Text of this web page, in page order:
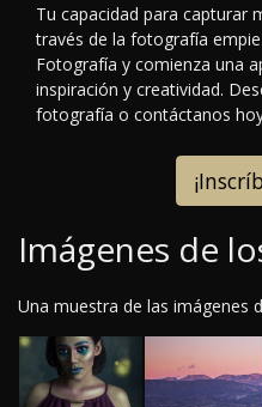
Tu capacidad para capturar
través de la fotografía
Fotografía y comienza una
inspiración y creatividad.
fotografía o contáctanos
Imágenes de
Una muestra de las imágenes